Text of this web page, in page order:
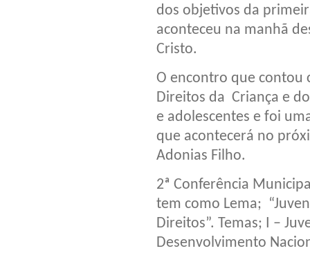
dos objetivos da
aconteceu na manhã
Cristo.
O encontro que contou
Direitos da Criança e
e adolescentes e foi
que acontecerá no
Adonias Filho.
2ª Conferência
tem como Lema;
Direitos”. Temas; I –
Desenvolvimento